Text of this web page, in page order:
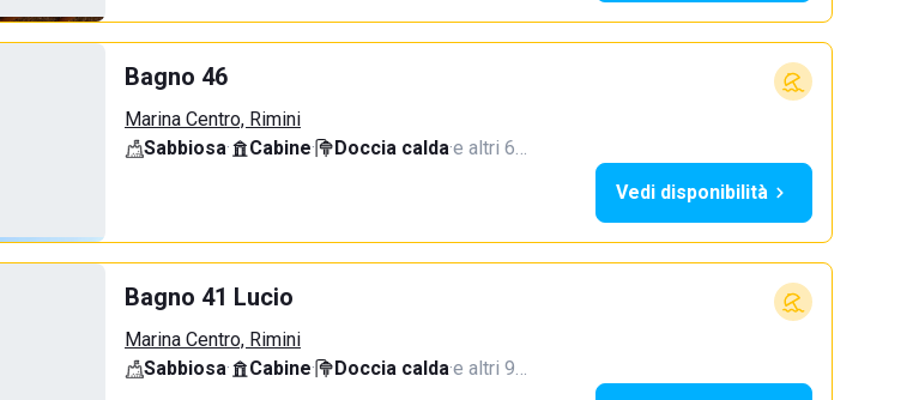
Bagno 46
Marina Centro, Rimini
Sabbiosa· Cabine· Doccia calda·e altri 6…
Vedi disponibilità
Bagno 41 Lucio
Marina Centro, Rimini
Sabbiosa· Cabine· Doccia calda·e altri 9…